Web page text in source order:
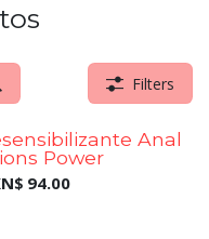
Filters
Anal
Power
94.00